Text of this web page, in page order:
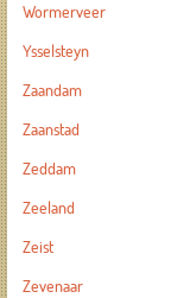
Wormerveer
Ysselsteyn
Zaandam
Zaanstad
Zeddam
Zeeland
Zeist
Zevenaar